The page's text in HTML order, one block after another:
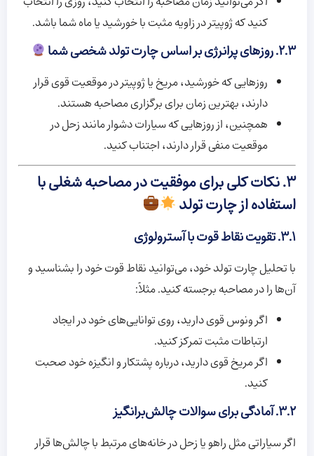
کنید که ژوپیتر در زاویه مثبت با خورشید یا ماه شما باشد.
۲.۳. روزهای پرانرژی بر اساس چارت تولد شخصی شما
روزهایی که خورشید، مریخ یا ژوپیتر در موقعیت قوی قرار
دارند، بهترین زمان برای برگزاری مصاحبه هستند.
همچنین، از روزهایی که سیارات دشوار مانند زحل در
موقعیت منفی قرار دارند، اجتناب کنید.
۳. نکات کلی برای موفقیت در مصاحبه شغلی با
استفاده از چارت تولد
۳.۱. تقویت نقاط قوت با آسترولوژی
با تحلیل چارت تولد خود، می‌توانید نقاط قوت خود را بشناسید و
آن‌ها را در مصاحبه برجسته کنید. مثلاً:
اگر ونوس قوی دارید، روی توانایی‌های خود در ایجاد
ارتباطات مثبت تمرکز کنید.
اگر مریخ قوی دارید، درباره پشتکار و انگیزه خود صحبت
کنید.
۳.۲. آمادگی برای سوالات چالش‌برانگیز
اگر سیاراتی مثل راهو یا زحل در خانه‌های مرتبط با چالش‌ها قرار